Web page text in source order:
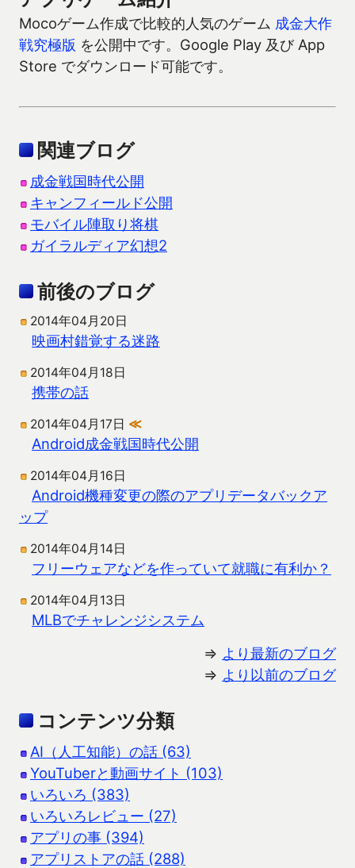
Mocoゲーム作成で比較的人気のゲーム 成金大作
戦究極版 を公開中です。Google Play 及び App
Store でダウンロード可能です。
関連ブログ
成金戦国時代公開
キャンフィールド公開
モバイル陣取り将棋
ガイラルディア幻想2
前後のブログ
2014年04月20日
映画村錯覚する迷路
2014年04月18日
携帯の話
2014年04月17日 ≪
Android成金戦国時代公開
2014年04月16日
Android機種変更の際のアプリデータバックア
ップ
2014年04月14日
フリーウェアなどを作っていて就職に有利か？
2014年04月13日
MLBでチャレンジシステム
⇒ より最新のブログ
⇒ より以前のブログ
コンテンツ分類
AI（人工知能）の話 (63)
YouTuberと動画サイト (103)
いろいろ (383)
いろいろレビュー (27)
アプリの事 (394)
アプリストアの話 (288)